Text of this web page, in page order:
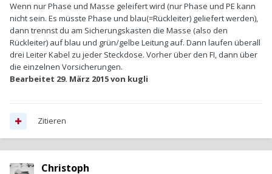
Wenn nur Phase und Masse geleifert wird (nur Phase und PE kann
nicht sein. Es müsste Phase und blau(=Rückleiter) geliefert werden),
dann trennst du am Sicherungskasten die Masse (also den
Rückleiter) auf blau und grün/gelbe Leitung auf. Dann laufen überall
drei Leiter Kabel zu jeder Steckdose. Vorher über den FI, dann über
die einzelnen Vorsicherungen.
Bearbeitet 29. März 2015von kugli
Zitieren
Christoph